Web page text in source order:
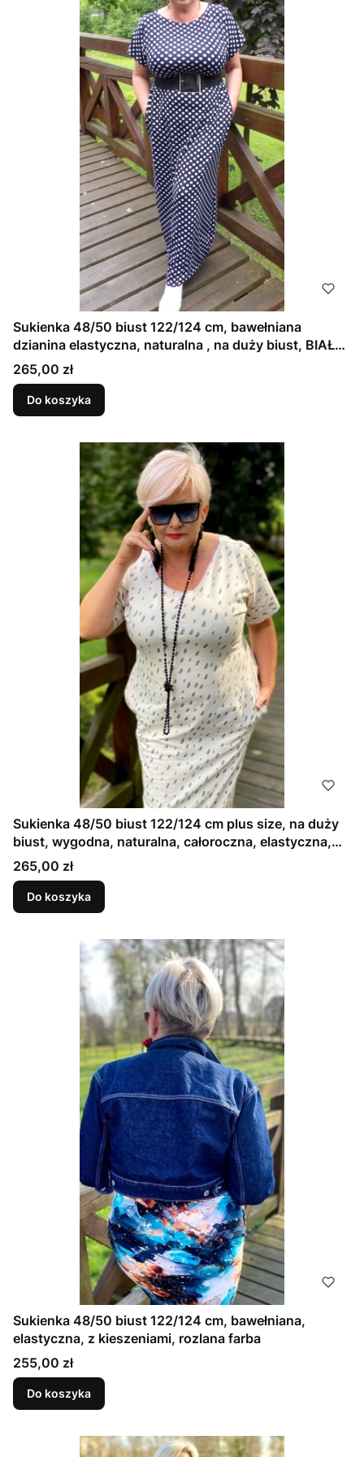
Sukienka 48/50 biust 122/124 cm, bawełniana
dzianina elastyczna, naturalna , na duży biust, BIAŁE
GROCHY, GRANATOWA
Cena
265,00 zł
Do koszyka
Sukienka 48/50 biust 122/124 cm plus size, na duży
biust, wygodna, naturalna, całoroczna, elastyczna,
bawełniana, z kieszeniami, KROPLE NA KREMOWYM
TLE
Cena
265,00 zł
Do koszyka
Sukienka 48/50 biust 122/124 cm, bawełniana,
elastyczna, z kieszeniami, rozlana farba
Cena
255,00 zł
Do koszyka